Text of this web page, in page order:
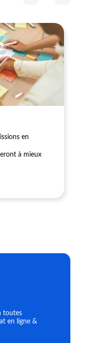
en
à mieux
toutes
en ligne &